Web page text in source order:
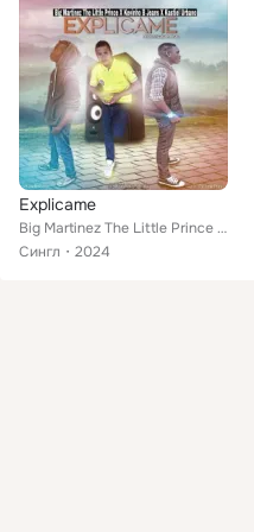
Explicame
Big Martinez The Little Prince feat. Kevinho B Jeans, Kastiel Urbano
Сингл
2024